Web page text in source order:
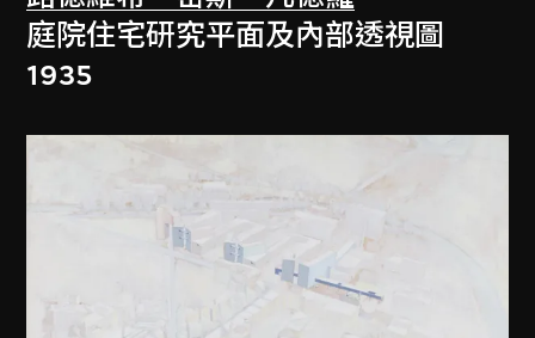
庭院住宅研究平面及內部透視圖
1935